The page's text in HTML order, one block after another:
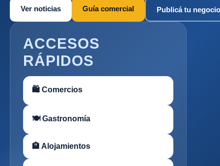
Ver noticias Guía comercial Publicá tu negocio
ACCESOS
RÁPIDOS
🛍 Comercios
🍽 Gastronomía
🏨 Alojamientos